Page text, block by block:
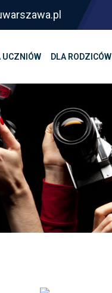
UCZNIÓW DLA RODZICÓW